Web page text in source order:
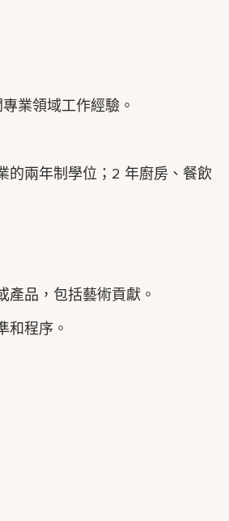
業領域工作經驗。
的兩年制學位；2 年廚房、餐飲
產品，包括藝術貢獻。
和程序。